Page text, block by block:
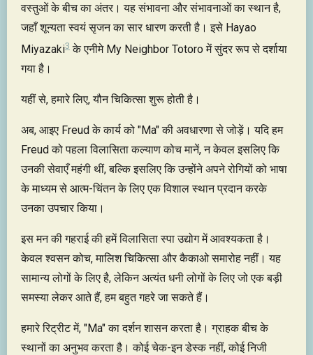
वस्तुओं के बीच का अंतर। यह संभावना और संभावनाओं का स्थान है,
जहाँ शून्यता स्वयं सृजन का सार धारण करती है। इसे Hayao
Miyazaki3 के एनीमे My Neighbor Totoro में सुंदर रूप से दर्शाया
गया है।
यहीं से, हमारे लिए, यौन चिकित्सा शुरू होती है।
अब, आइए Freud के कार्य को "Ma" की अवधारणा से जोड़ें। यदि हम
Freud को पहला विलासिता कल्याण कोच मानें, न केवल इसलिए कि
उनकी सेवाएँ महंगी थीं, बल्कि इसलिए कि उन्होंने अपने रोगियों को भाषा
के माध्यम से आत्म-चिंतन के लिए एक विशाल स्थान प्रदान करके
उनका उपचार किया।
इस मन की गहराई की हमें विलासिता स्पा उद्योग में आवश्यकता है।
केवल श्वसन कोच, मालिश चिकित्सा और कैकाओ समारोह नहीं। यह
सामान्य लोगों के लिए है, लेकिन अत्यंत धनी लोगों के लिए जो एक बड़ी
समस्या लेकर आते हैं, हम बहुत गहरे जा सकते हैं।
हमारे रिट्रीट में, "Ma" का दर्शन शासन करता है। ग्राहक बीच के
स्थानों का अनुभव करता है। कोई चेक-इन डेस्क नहीं, कोई निजी